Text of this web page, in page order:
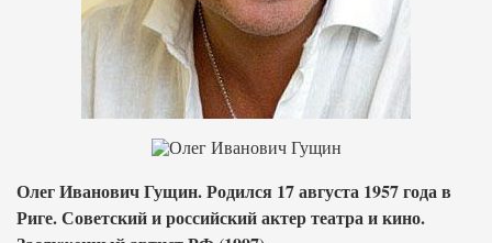
Олег Иванович Гущин. Родился 17 августа 1957 года в
Риге. Советский и российский актер театра и кино.